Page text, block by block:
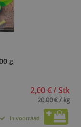
g
2,00 € / Stk
20,00 € / kg
In voorraad